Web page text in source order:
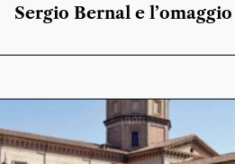
Sergio Bernal e